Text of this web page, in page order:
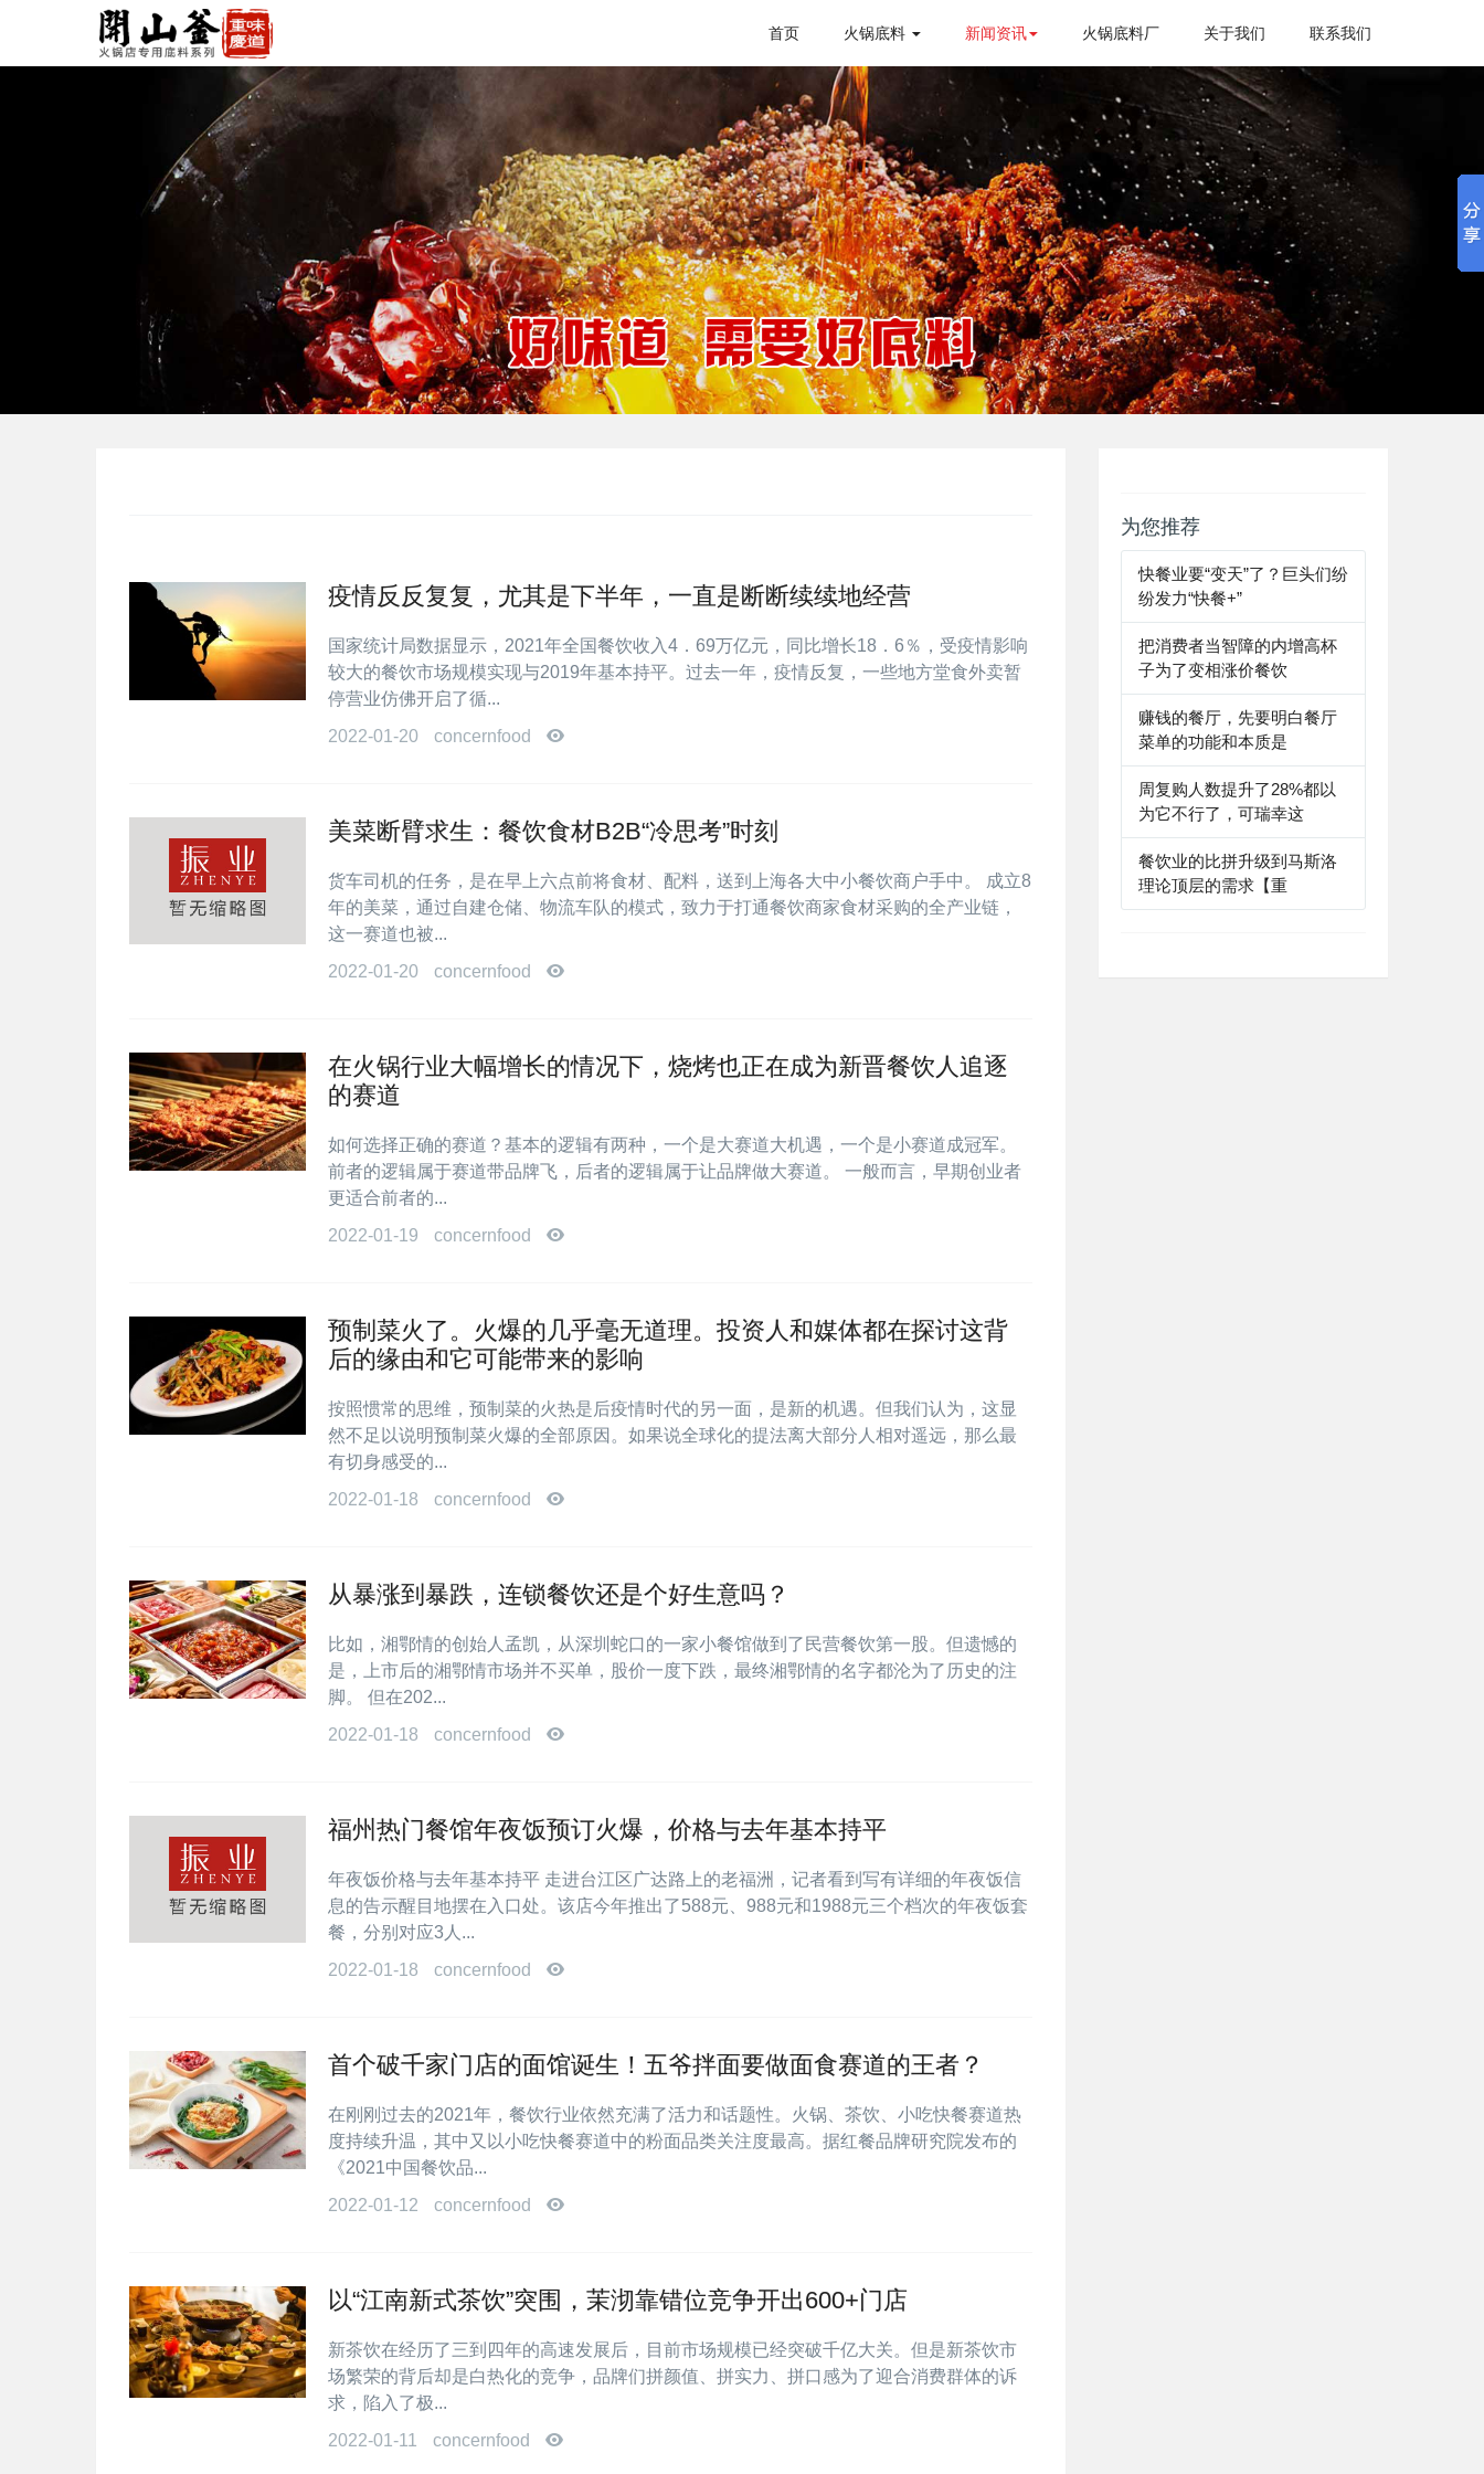
首页 火锅底料 新闻资讯 火锅底料厂 关于我们 联系我们
疫情反反复复，尤其是下半年，一直是断断续续地经营
国家统计局数据显示，2021年全国餐饮收入4．69万亿元，同比增长18．6％，受疫情影响
较大的餐饮市场规模实现与2019年基本持平。过去一年，疫情反复，一些地方堂食外卖暂
停营业仿佛开启了循...
2022-01-20
concernfood
美菜断臂求生：餐饮食材B2B“冷思考”时刻
货车司机的任务，是在早上六点前将食材、配料，送到上海各大中小餐饮商户手中。 成立8
年的美菜，通过自建仓储、物流车队的模式，致力于打通餐饮商家食材采购的全产业链，
这一赛道也被...
2022-01-20
concernfood
在火锅行业大幅增长的情况下，烧烤也正在成为新晋餐饮人追逐
的赛道
如何选择正确的赛道？基本的逻辑有两种，一个是大赛道大机遇，一个是小赛道成冠军。
前者的逻辑属于赛道带品牌飞，后者的逻辑属于让品牌做大赛道。 一般而言，早期创业者
更适合前者的...
2022-01-19
concernfood
预制菜火了。火爆的几乎毫无道理。投资人和媒体都在探讨这背
后的缘由和它可能带来的影响
按照惯常的思维，预制菜的火热是后疫情时代的另一面，是新的机遇。但我们认为，这显
然不足以说明预制菜火爆的全部原因。如果说全球化的提法离大部分人相对遥远，那么最
有切身感受的...
2022-01-18
concernfood
从暴涨到暴跌，连锁餐饮还是个好生意吗？
比如，湘鄂情的创始人孟凯，从深圳蛇口的一家小餐馆做到了民营餐饮第一股。但遗憾的
是，上市后的湘鄂情市场并不买单，股价一度下跌，最终湘鄂情的名字都沦为了历史的注
脚。 但在202...
2022-01-18
concernfood
福州热门餐馆年夜饭预订火爆，价格与去年基本持平
年夜饭价格与去年基本持平 走进台江区广达路上的老福洲，记者看到写有详细的年夜饭信
息的告示醒目地摆在入口处。该店今年推出了588元、988元和1988元三个档次的年夜饭套
餐，分别对应3人...
2022-01-18
concernfood
首个破千家门店的面馆诞生！五爷拌面要做面食赛道的王者？
在刚刚过去的2021年，餐饮行业依然充满了活力和话题性。火锅、茶饮、小吃快餐赛道热
度持续升温，其中又以小吃快餐赛道中的粉面品类关注度最高。据红餐品牌研究院发布的
《2021中国餐饮品...
2022-01-12
concernfood
以“江南新式茶饮”突围，茉沏靠错位竞争开出600+门店
新茶饮在经历了三到四年的高速发展后，目前市场规模已经突破千亿大关。但是新茶饮市
场繁荣的背后却是白热化的竞争，品牌们拼颜值、拼实力、拼口感为了迎合消费群体的诉
求，陷入了极...
2022-01-11
concernfood
为您推荐
快餐业要“变天”了？巨头们纷
纷发力“快餐+”
把消费者当智障的内增高杯
子为了变相涨价餐饮
赚钱的餐厅，先要明白餐厅
菜单的功能和本质是
周复购人数提升了28%都以
为它不行了，可瑞幸这
餐饮业的比拼升级到马斯洛
理论顶层的需求【重